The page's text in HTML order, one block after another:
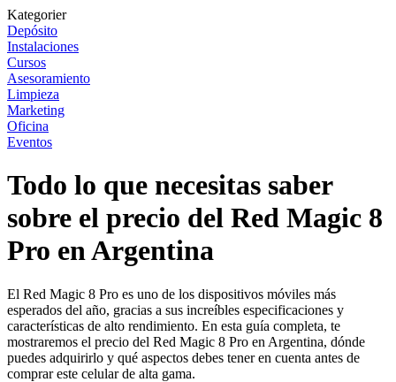
Kategorier
Depósito
Instalaciones
Cursos
Asesoramiento
Limpieza
Marketing
Oficina
Eventos
Todo lo que necesitas saber
sobre el precio del Red Magic 8
Pro en Argentina
El Red Magic 8 Pro es uno de los dispositivos móviles más
esperados del año, gracias a sus increíbles especificaciones y
características de alto rendimiento. En esta guía completa, te
mostraremos el precio del Red Magic 8 Pro en Argentina, dónde
puedes adquirirlo y qué aspectos debes tener en cuenta antes de
comprar este celular de alta gama.